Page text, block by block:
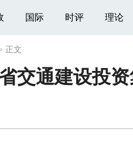
国际 时评 理论
正文
交通建设投